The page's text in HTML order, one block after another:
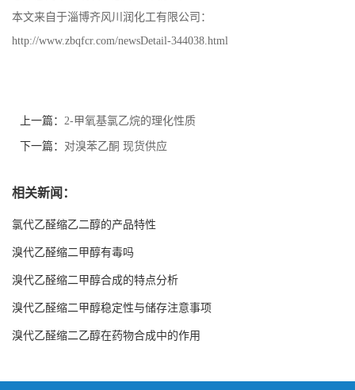
本文来自于淄博齐风川润化工有限公司：
http://www.zbqfcr.com/newsDetail-344038.html
上一篇： 2-甲氧基氯乙烷的理化性质
下一篇： 对溴苯乙酮 现货供应
相关新闻：
氯代乙醛缩乙二醇的产品特性
溴代乙醛缩二甲醇有毒吗
溴代乙醛缩二甲醇合成的特点分析
溴代乙醛缩二甲醇稳定性与储存注意事项
溴代乙醛缩二乙醇在药物合成中的作用